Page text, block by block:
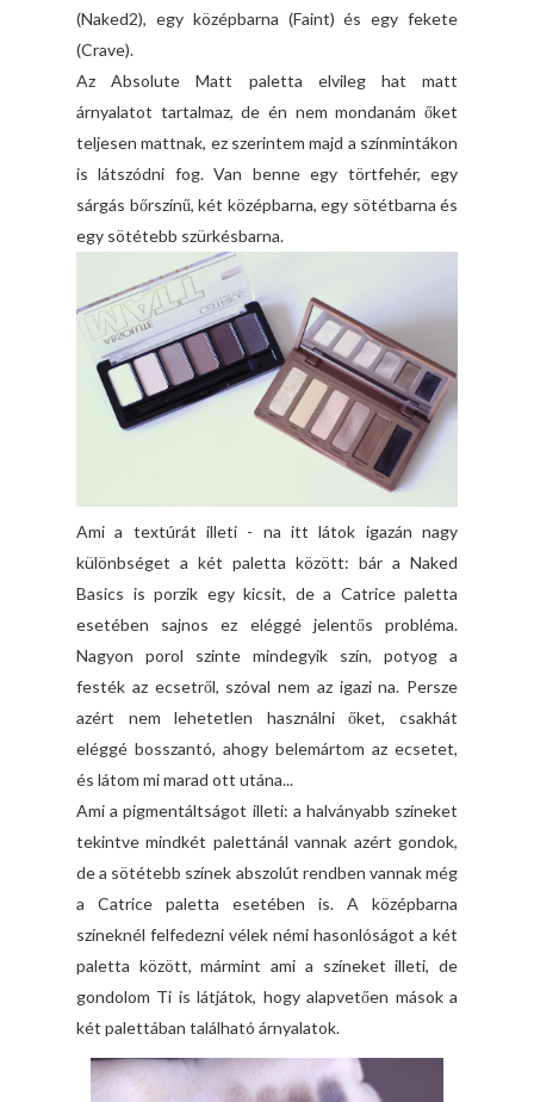
(Naked2), egy középbarna (Faint) és egy fekete
(Crave).
Az Absolute Matt paletta elvileg hat matt
árnyalatot tartalmaz, de én nem mondanám őket
teljesen mattnak, ez szerintem majd a színmintákon
is látszódni fog. Van benne egy törtfehér, egy
sárgás bőrszínű, két középbarna, egy sötétbarna és
egy sötétebb szürkésbarna.
Ami a textúrát illeti - na itt látok igazán nagy
különbséget a két paletta között: bár a Naked
Basics is porzik egy kicsit, de a Catrice paletta
esetében sajnos ez eléggé jelentős probléma.
Nagyon porol szinte mindegyik szín, potyog a
festék az ecsetről, szóval nem az igazi na. Persze
azért nem lehetetlen használni őket, csakhát
eléggé bosszantó, ahogy belemártom az ecsetet,
és látom mi marad ott utána...
Ami a pigmentáltságot illeti: a halványabb színeket
tekintve mindkét palettánál vannak azért gondok,
de a sötétebb színek abszolút rendben vannak még
a Catrice paletta esetében is. A középbarna
színeknél felfedezni vélek némi hasonlóságot a két
paletta között, mármint ami a színeket illeti, de
gondolom Ti is látjátok, hogy alapvetően mások a
két palettában található árnyalatok.